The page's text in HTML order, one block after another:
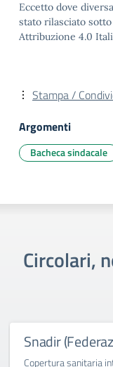
Eccetto dove
stato rilasciato
Attribuzione 4.0
Stampa /
Argomenti
Bacheca sindacale
Circolari,
Snadir
Copertura sanitaria